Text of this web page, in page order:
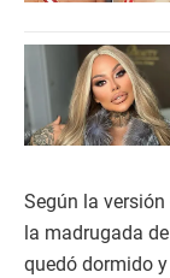
Según la
la madrugada
quedó dormido